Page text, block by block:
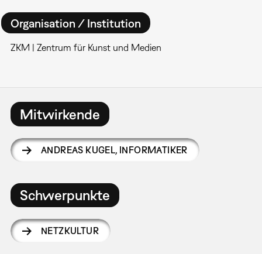
Organisation / Institution
ZKM | Zentrum für Kunst und Medien
Mitwirkende
ANDREAS KUGEL INFORMATIKER
Schwerpunkte
NETZKULTUR